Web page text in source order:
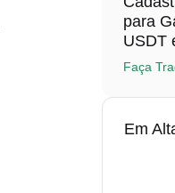
para
USDT
Faça
Em